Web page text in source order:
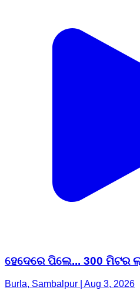
ହେଦେରେ ପିଲେ... 300 ମିଟର
Burla, Sambalpur | Aug 3, 2026